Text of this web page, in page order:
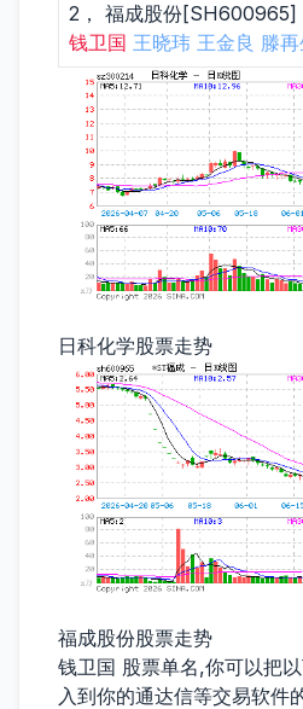
2， 福成股份[SH600965]
钱卫国 王晓玮 王金良 滕
日科化学股票走势
福成股份股票走势
钱卫国 股票单名,你可以把
入到你的通达信等交易软件